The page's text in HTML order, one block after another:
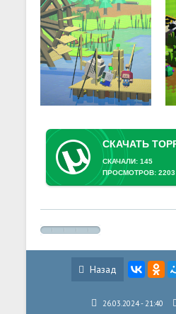
СКАЧАЛИ: 145
ПРОСМОТРОВ: 2203
Назад
26.03.2024 - 21:40